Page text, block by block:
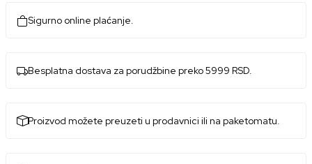
Sigurno online plaćanje.
Besplatna dostava za porudžbine preko 5999 RSD.
Proizvod možete preuzeti u prodavnici ili na paketomatu.